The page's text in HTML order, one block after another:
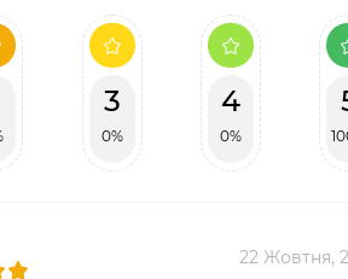
3
0%
4
0%
22 Жовтня,